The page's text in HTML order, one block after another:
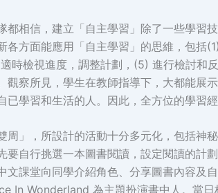
都相信，建立「自主學習」除了一些學習
各方面能應用「自主學習」的思維，包括
時檢視進度，調整計劃，(5) 進行檢討和
察所見，學生在教師指導下，大都能展
學習和生活的人。因此，全方位的學習
」，所設計的活動十分多元化，包括神
要自行挑選一本圖書閱讀，設定閱讀的計
課堂向同學介紹角色、分享圖書內容及
In Wonderland 為主題扮演書中人。當